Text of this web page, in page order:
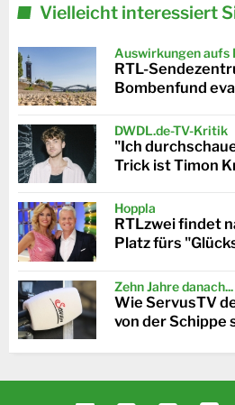
Vielleicht interessiert
Auswirkungen aufs
RTL-
Bombenfund
DWDL.de-TV-Kritik
"Ich
Trick ist Timon
Hoppla
RTLzwei findet
Platz fürs
Zehn Jahre danach...
Wie ServusTV
von der Schippe